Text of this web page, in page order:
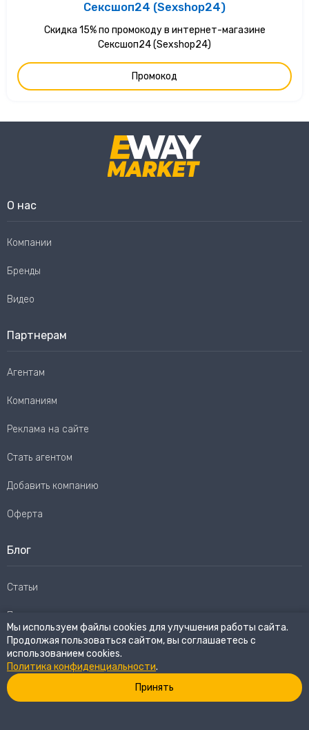
Сексшоп24 (Sexshop24)
Скидка 15% по промокоду в интернет-магазине
Сексшоп24 (Sexshop24)
Промокод
О нас
Компании
Бренды
Видео
Партнерам
Агентам
Компаниям
Реклама на сайте
Стать агентом
Добавить компанию
Оферта
Блог
Статьи
Пользовательское соглашение
Карта сайта
eWay Market.Все права защищены
Мы используем файлы cookies для улучшения работы сайта.
Продолжая пользоваться сайтом, вы соглашаетесь с
использованием cookies.
Политика конфиденциальности.
Принять